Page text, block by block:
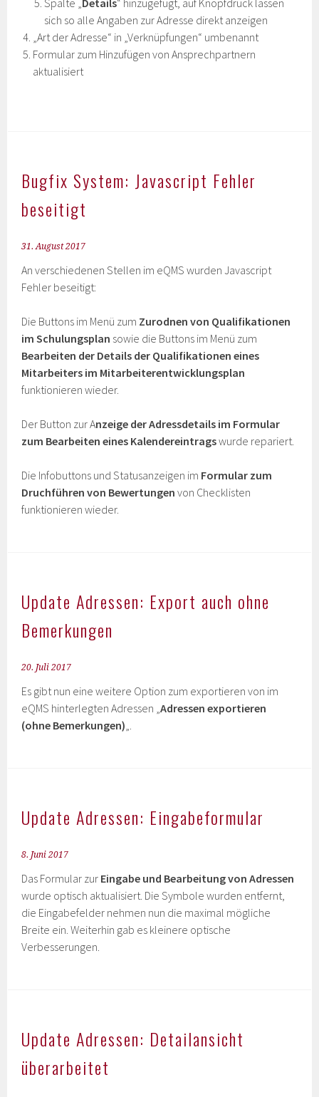
Spalte „ Details“ hinzugefügt, auf Knopfdruck lassen
sich so alle Angaben zur Adresse direkt anzeigen
„Art der Adresse“ in „Verknüpfungen“ umbenannt
Formular zum Hinzufügen von Ansprechpartnern
aktualisiert
Bugfix System: Javascript Fehler
beseitigt
31. August 2017
An verschiedenen Stellen im eQMS wurden Javascript
Fehler beseitigt:
Die Buttons im Menü zum Zurodnen von Qualifikationen
im Schulungsplan sowie die Buttons im Menü zum
Bearbeiten der Details der Qualifikationen eines
Mitarbeiters im Mitarbeiterentwicklungsplan
funktionieren wieder.
Der Button zur Anzeige der Adressdetails im Formular
zum Bearbeiten eines Kalendereintragswurde repariert.
Die Infobuttons und Statusanzeigen im Formular zum
Druchführen von Bewertungen von Checklisten
funktionieren wieder.
Update Adressen: Export auch ohne
Bemerkungen
20. Juli 2017
Es gibt nun eine weitere Option zum exportieren von im
eQMS hinterlegten Adressen „Adressen exportieren
(ohne Bemerkungen)„.
Update Adressen: Eingabeformular
8. Juni 2017
Das Formular zur Eingabe und Bearbeitung von Adressen
wurde optisch aktualisiert. Die Symbole wurden entfernt,
die Eingabefelder nehmen nun die maximal mögliche
Breite ein. Weiterhin gab es kleinere optische
Verbesserungen.
Update Adressen: Detailansicht
überarbeitet